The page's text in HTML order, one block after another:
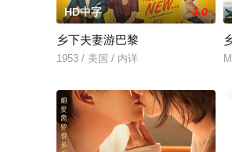
HD中字 3.0
乡下夫妻游巴黎
1953 / 美国 / 内详